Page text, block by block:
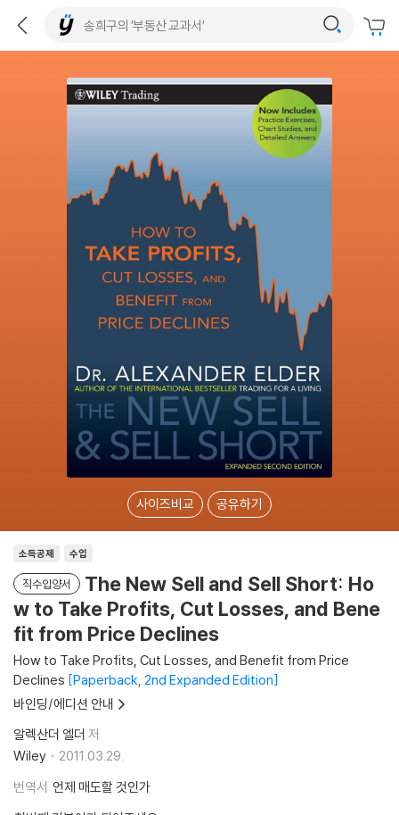
사이즈비교 공유하기
소득공제 수입
직수입양서
The New Sell and Sell Short: Ho
w to Take Profits, Cut Losses, and Bene
fit from Price Declines
How to Take Profits, Cut Losses, and Benefit from Price
Declines Paperback, 2nd Expanded Edition
바인딩/에디션 안내
알렉산더 엘더 저
Wiley
2011.03.29.
번역서 언제 매도할 것인가